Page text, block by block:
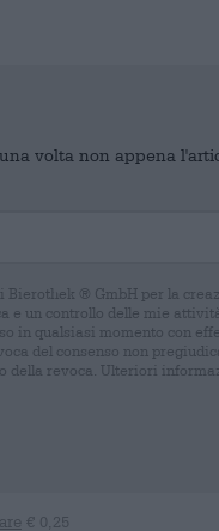
volta non appena
® GmbH per la
e un controllo delle mie
in qualsiasi momento con
del consenso non
della revoca. Ulteriori
€ 0,25